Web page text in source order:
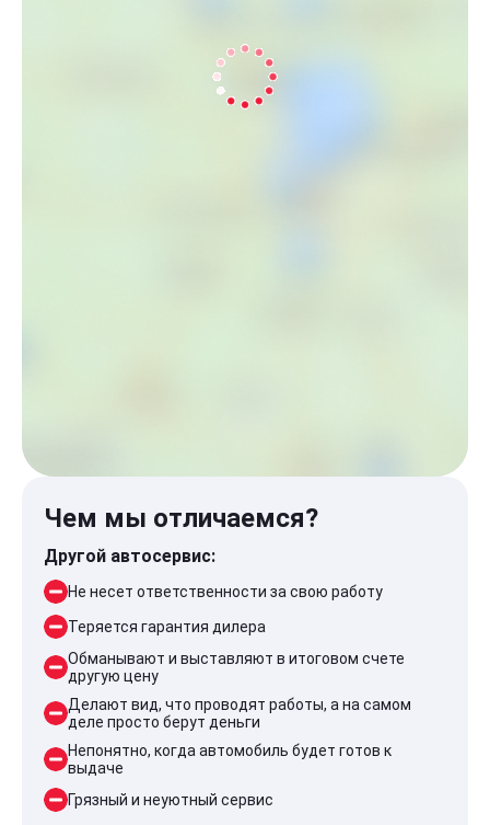
Чем мы отличаемся?
Другой автосервис:
Не несет ответственности за свою работу
Теряется гарантия дилера
Обманывают и выставляют в итоговом счете
другую цену
Делают вид, что проводят работы, а на самом
деле просто берут деньги
Непонятно, когда автомобиль будет готов к
выдаче
Грязный и неуютный сервис